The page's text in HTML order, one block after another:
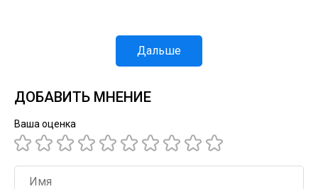
Дальше
ДОБАВИТЬ МНЕНИЕ
Ваша оценка